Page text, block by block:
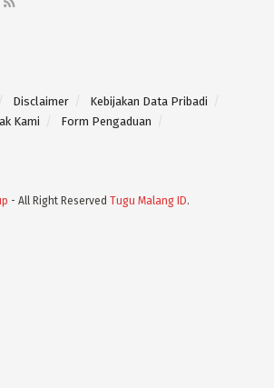
Disclaimer
Kebijakan Data Pribadi
Kami
Form Pengaduan
- All Right Reserved Tugu Malang ID.